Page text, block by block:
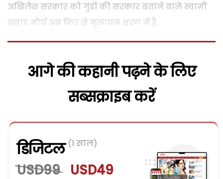
अखिलेश सरकार को गुंडों की सरकार बताने वाले स्वामी
प्रसाद मौर्य अब फिर से मुलायम शरण में है.
आगे की कहानी पढ़ने के लिए
सब्सक्राइब करें
डिजिटल (1 साल)
USD99 USD49